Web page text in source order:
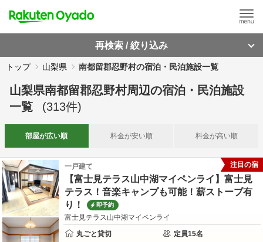
再検索 / 絞り込み
トップ 山梨県 南都留郡忍野村の宿泊・民泊施設一覧
山梨県南都留郡忍野村周辺の宿泊・民泊施設
一覧
(313件)
部屋が広い順 料金が安い順 料金が高い順
一戸建て
【富士見テラス山中湖マイペンライ】富士見
テラス！音楽キャンプも可能！薪ストーブ有
り！
即予約
富士見テラス山中湖マイペンライ
丸ごと貸切
定員15名
注目の宿